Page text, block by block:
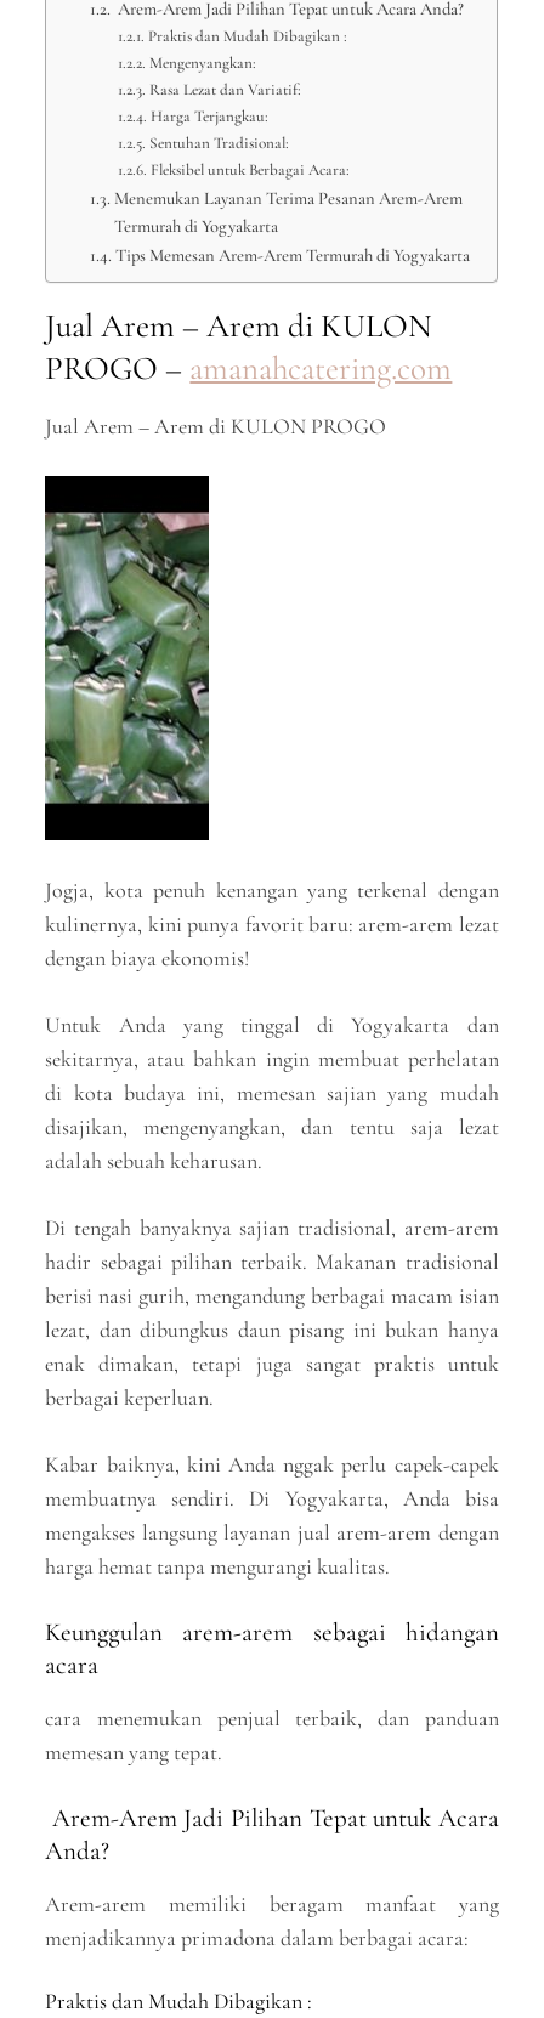
Arem-Arem Jadi Pilihan Tepat untuk Acara Anda?
Praktis dan Mudah Dibagikan :
Mengenyangkan:
Rasa Lezat dan Variatif:
Harga Terjangkau:
Sentuhan Tradisional:
Fleksibel untuk Berbagai Acara:
Menemukan Layanan Terima Pesanan Arem-Arem
Termurah di Yogyakarta
Tips Memesan Arem-Arem Termurah di Yogyakarta
Jual Arem – Arem di KULON
PROGO – amanahcatering.com
Jual Arem – Arem di KULON PROGO
Jogja, kota penuh kenangan yang terkenal dengan
kulinernya, kini punya favorit baru: arem-arem lezat
dengan biaya ekonomis!
Untuk Anda yang tinggal di Yogyakarta dan
sekitarnya, atau bahkan ingin membuat perhelatan
di kota budaya ini, memesan sajian yang mudah
disajikan, mengenyangkan, dan tentu saja lezat
adalah sebuah keharusan.
Di tengah banyaknya sajian tradisional, arem-arem
hadir sebagai pilihan terbaik. Makanan tradisional
berisi nasi gurih, mengandung berbagai macam isian
lezat, dan dibungkus daun pisang ini bukan hanya
enak dimakan, tetapi juga sangat praktis untuk
berbagai keperluan.
Kabar baiknya, kini Anda nggak perlu capek-capek
membuatnya sendiri. Di Yogyakarta, Anda bisa
mengakses langsung layanan jual arem-arem dengan
harga hemat tanpa mengurangi kualitas.
Keunggulan arem-arem sebagai hidangan
acara
cara menemukan penjual terbaik, dan panduan
memesan yang tepat.
Arem-Arem Jadi Pilihan Tepat untuk Acara
Anda?
Arem-arem memiliki beragam manfaat yang
menjadikannya primadona dalam berbagai acara:
Praktis dan Mudah Dibagikan :